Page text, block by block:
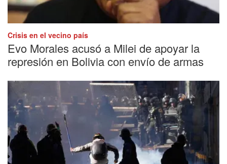
Crisis en el vecino país
Evo Morales acusó a Milei de apoyar la
represión en Bolivia con envío de armas